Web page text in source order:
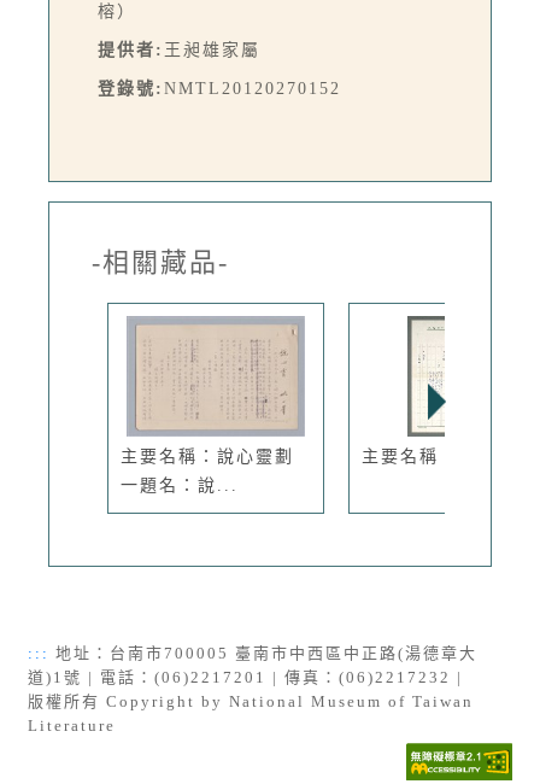
榕）
提供者: 王昶雄家屬
登錄號: NMTL20120270152
-相關藏品-
主要名稱：說心靈劃
一題名：說...
主要名稱：人間有情
::: 地址：台南市700005 臺南市中西區中正路(湯德章大
道)1號 | 電話：(06)2217201 | 傳真：(06)2217232 |
版權所有 Copyright by National Museum of Taiwan
Literature